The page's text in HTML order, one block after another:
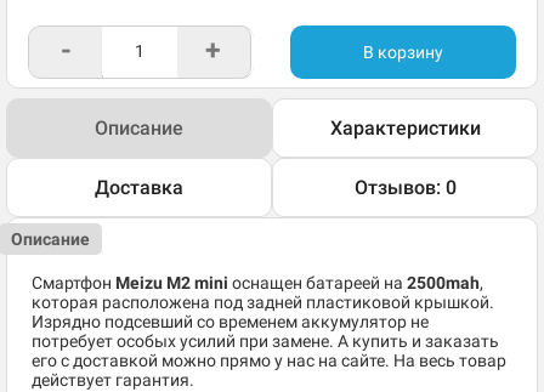
- + В корзину
Описание Характеристики
Доставка Отзывов: 0
Описание
Смартфон Meizu M2 mini оснащен батареей на 2500mah,
которая расположена под задней пластиковой крышкой.
Изрядно подсевший со временем аккумулятор не
потребует особых усилий при замене. А купить и заказать
его с доставкой можно прямо у нас на сайте. На весь товар
действует гарантия.